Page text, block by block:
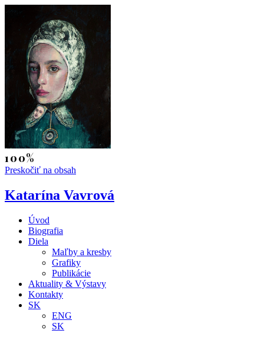
Preskočiť na obsah
Katarína Vavrová
Úvod
Biografia
Diela
Maľby a kresby
Grafiky
Publikácie
Aktuality & Výstavy
Kontakty
SK
ENG
SK